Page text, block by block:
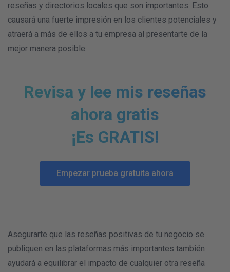
reseñas y directorios locales que son importantes. Esto
causará una fuerte impresión en los clientes potenciales y
atraerá a más de ellos a tu empresa al presentarte de la
mejor manera posible.
Revisa y lee mis reseñas
ahora gratis
¡Es GRATIS!
Empezar prueba gratuita ahora
Asegurarte que las reseñas positivas de tu negocio se
publiquen en las plataformas más importantes también
ayudará a equilibrar el impacto de cualquier otra reseña